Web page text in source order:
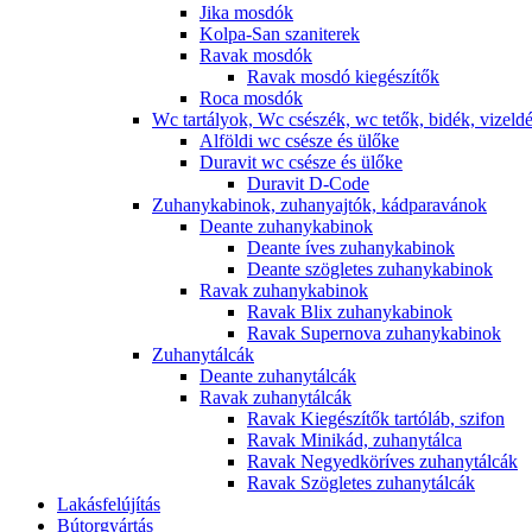
Jika mosdók
Kolpa-San szaniterek
Ravak mosdók
Ravak mosdó kiegészítők
Roca mosdók
Wc tartályok, Wc csészék, wc tetők, bidék,
Alföldi wc csésze és ülőke
Duravit wc csésze és ülőke
Duravit D-Code
Zuhanykabinok, zuhanyajtók, kádparavánok
Deante zuhanykabinok
Deante íves zuhanykabinok
Deante szögletes zuhanykabinok
Ravak zuhanykabinok
Ravak Blix zuhanykabinok
Ravak Supernova zuhanykabinok
Zuhanytálcák
Deante zuhanytálcák
Ravak zuhanytálcák
Ravak Kiegészítők tartóláb, szifon
Ravak Minikád, zuhanytálca
Ravak Negyedköríves zuhanytálcák
Ravak Szögletes zuhanytálcák
Lakásfelújítás
Bútorgyártás